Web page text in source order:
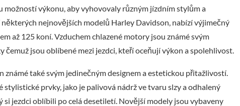
výkonu, aby vyhovovaly různým jízdním stylům a
nejnovějších modelů Harley Davidson, nabízí výjimečný
až 125 koní. Vzduchem chlazené motory jsou známé svým
jsou oblíbené mezi jezdci, kteří oceňují výkon a spolehlivost.
také svým jedinečným designem a estetickou přitažlivostí.
prvky, jako je palivová nádrž ve tvaru slzy a odhalený
jezdci oblíbili po celá desetiletí. Novější modely jsou vybaveny